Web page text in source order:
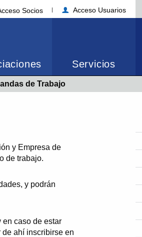
Socios Acceso Usuarios
Servicios
de Trabajo
y Empresa de
de trabajo.
y podrán
en caso de estar
ahí inscribirse en